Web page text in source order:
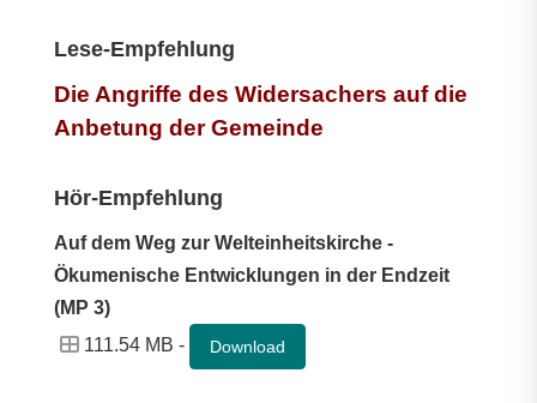
Lese-Empfehlung
Die Angriffe des Widersachers auf die
Anbetung der Gemeinde
Hör-Empfehlung
Auf dem Weg zur Welteinheitskirche -
Ökumenische Entwicklungen in der Endzeit
(MP 3)
111.54 MB -
Download